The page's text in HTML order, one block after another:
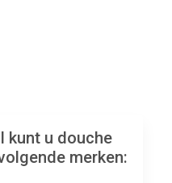
kunt u douche
merken: